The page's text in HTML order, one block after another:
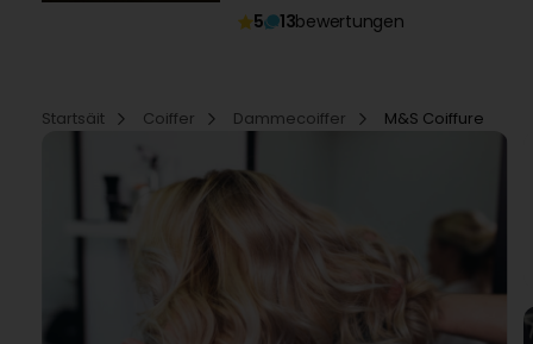
5 13bewertungen
Startsäit Coiffer Dammecoiffer M&S Coiffure